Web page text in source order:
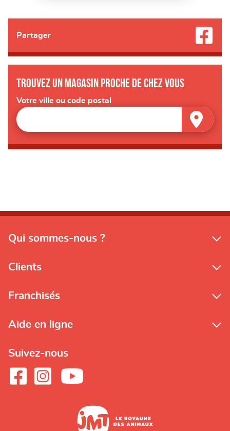
Partager
Trouvez un magasin proche de chez vous
Votre ville ou code postal
Qui sommes-nous ?
Clients
Franchisés
Aide en ligne
Suivez-nous